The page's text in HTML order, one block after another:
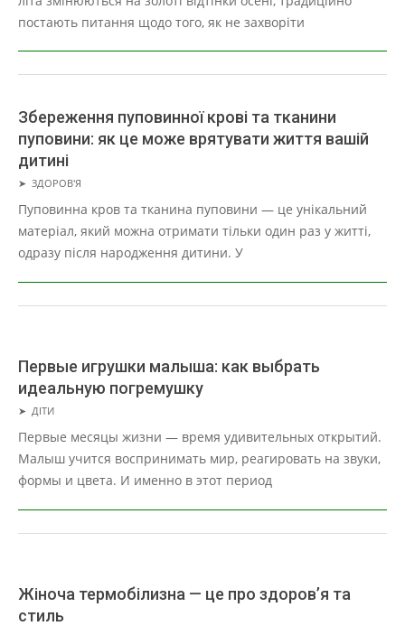
постають питання щодо того, як не захворіти
Збереження пуповинної крові та тканини
пуповини: як це може врятувати життя вашій
дитині
2025-
11-
17
➤ ЗДОРОВ'Я
Пуповинна кров та тканина пуповини — це унікальний
матеріал, який можна отримати тільки один раз у житті,
одразу після народження дитини. У
Первые игрушки малыша: как выбрать
идеальную погремушку
2025-
11-
15
➤ ДІТИ
Первые месяцы жизни — время удивительных открытий.
Малыш учится воспринимать мир, реагировать на звуки,
формы и цвета. И именно в этот период
Жіноча термобілизна — це про здоров’я та
стиль